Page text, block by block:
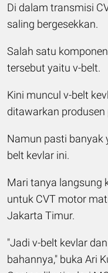
Di dalam transmisi
saling bergesekkan.
Salah satu
tersebut yaitu v-belt.
Kini muncul v-belt
ditawarkan
Namun pasti banyak
belt kevlar ini.
Mari tanya langsung
untuk CVT motor
Jakarta Timur.
"Jadi v-belt kevlar
bahannya," buka Ari